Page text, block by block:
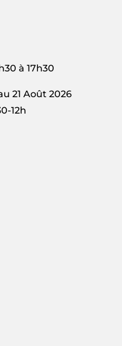
à 17h30
21 Août 2026
12h